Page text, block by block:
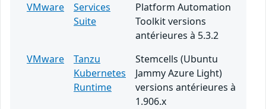
VMware
Services
Suite
Platform Automation
Toolkit versions
antérieures à 5.3.2
VMware
Tanzu
Kubernetes
Runtime
Stemcells (Ubuntu
Jammy Azure Light)
versions antérieures à
1.906.x